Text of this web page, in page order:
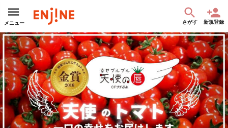
メニュー さがす 新規登録